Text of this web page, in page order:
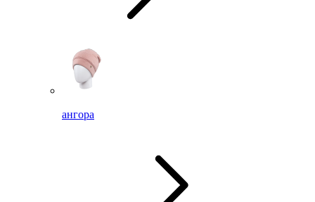
ангора